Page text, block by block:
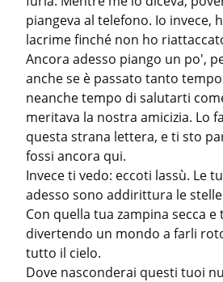
piangeva al telefono. Io invece,
lacrime finché non ho
Ancora adesso piango un po',
anche se è passato tanto
neanche tempo di salutarti
meritava la nostra amicizia. Lo
questa strana lettera, e ti sto
fossi ancora qui.
Invece ti vedo: eccoti lassù. Le
adesso sono addirittura le
Con quella tua zampina secca
divertendo un mondo a farli
tutto il cielo.
Dove nasconderai questi tuoi